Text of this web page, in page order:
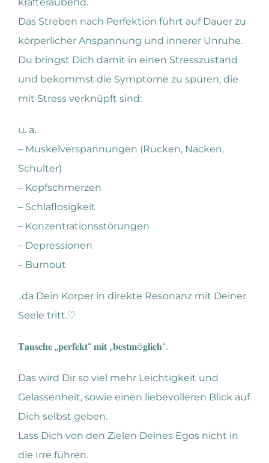
Das Streben nach Perfektion führt auf Dauer zu
körperlicher Anspannung und innerer Unruhe.
Du bringst Dich damit in einen Stresszustand
und bekommst die Symptome zu spüren, die
mit Stress verknüpft sind:
u. a.
– Muskelverspannungen (Rücken, Nacken,
Schulter)
– Kopfschmerzen
– Schlaflosigkeit
– Konzentrationsstörungen
– Depressionen
– Burnout
..da Dein Körper in direkte Resonanz mit Deiner
Seele tritt.♡
𝐓𝐚𝐮𝐬𝐜𝐡𝐞 „𝐩𝐞𝐫𝐟𝐞𝐤𝐭“ 𝐦𝐢𝐭 „𝐛𝐞𝐬𝐭𝐦ö𝐠𝐥𝐢𝐜𝐡“.
Das wird Dir so viel mehr Leichtigkeit und
Gelassenheit, sowie einen liebevolleren Blick auf
Dich selbst geben.
Lass Dich von den Zielen Deines Egos nicht in
die Irre führen.